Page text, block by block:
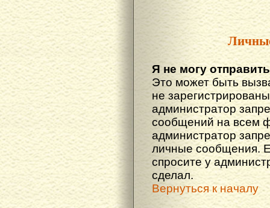
Я не могу
Это может быть
не
администратор
сообщений на всем
администратор
личные сообщения.
спросите у
сделал.
Вернуться к началу